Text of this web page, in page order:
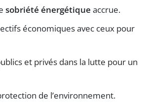
sobriété énergétique accrue.
économiques avec ceux pour
et privés dans la lutte pour un
de l’environnement.